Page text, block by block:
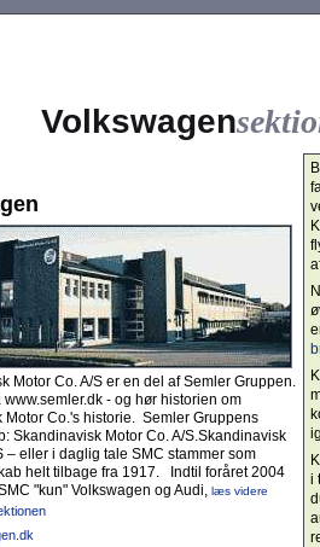
Volkswagen
Motor Co. A/S er en del af Semler Gruppen.
- og hør historien om
Motor Co.'s historie. Semler Gruppens
Skandinavisk Motor Co. A/S.Skandinavisk
– eller i daglig tale SMC stammer som
helt tilbage fra 1917. Indtil foråret 2004
"kun" Volkswagen og Audi, læs videre
i